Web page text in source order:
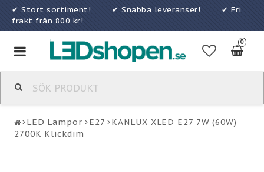
✔ Stort sortiment! ✔ Snabba leveranser! ✔ Fri
frakt från 800 kr!
0
Toggle
navigation
LED Lampor E27
KANLUX XLED E27 7W (60W)
2700K Klickdim